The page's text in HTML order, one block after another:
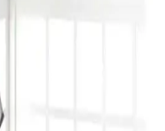
seçimleriyle evinizde